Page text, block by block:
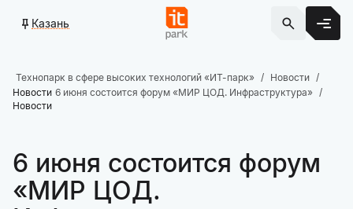
Казань
Технопарк в сфере высоких технологий «ИТ-парк»
Новости
Новости 6 июня состоится форум «МИР ЦОД. Инфраструктура»
Новости
6 июня состоится форум
«МИР ЦОД.